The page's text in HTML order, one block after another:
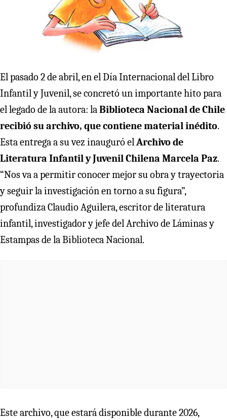
El pasado 2 de abril, en el Día Internacional del Libro
Infantil y Juvenil, se concretó un importante hito para
el legado de la autora: laBiblioteca Nacional de Chile
recibió su archivo, que contiene material inédito.
Esta entrega a su vez inauguró elArchivo de
Literatura Infantil y Juvenil Chilena Marcela Paz.
“Nos va a permitir conocer mejor su obra y trayectoria
y seguir la investigación en torno a su figura”,
profundiza Claudio Aguilera, escritor de literatura
infantil, investigador y jefe del Archivo de Láminas y
Estampas de la Biblioteca Nacional.
Este archivo, que estará disponible durante 2026,